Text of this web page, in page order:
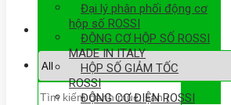
Đại lý phân phối động cơ
hộp số ROSSI
ĐỘNG CƠ HỘP SỐ ROSSI
MADE IN ITALY
HỘP SỐ GIẢM TỐC
ROSSI
ĐỘNG CƠ ĐIỆN ROSSI